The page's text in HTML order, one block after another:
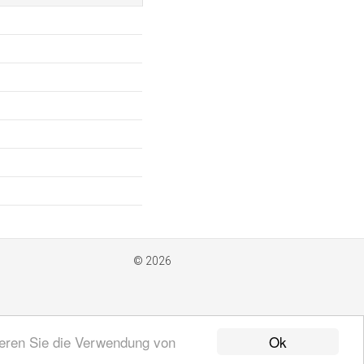
Ok
Sie die Verwendung von
© 2026